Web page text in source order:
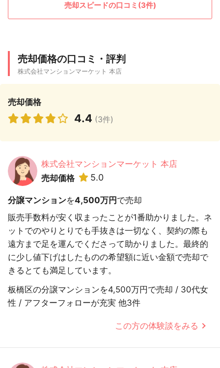
売却スピードの口コミ(3件)
売却価格の口コミ・評判
株式会社マンションマーケット 本店
売却価格
4.4 (3件)
株式会社マンションマーケット 本店
売却価格
5.0
分譲マンションを4,500万円で売却
販売手数料が安く収まったことが1番助かりました。ネ
ットでのやりとりでも手抜きは一切なく、契約の際も
遠方まで足を運んでくださって助かりました。最終的
に少し値下げはしたものの希望額に近い金額で売却で
きるとても満足しています。
板橋区の分譲マンションを4,500万円で売却 / 30代女
性 / アフターフォローが充実 他3件
この方の体験談をみる